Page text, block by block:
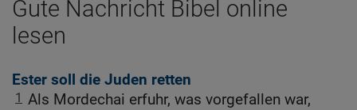
Gute Nachricht Bibel online
lesen
Ester soll die Juden retten
1 Als Mordechai erfuhr, was vorgefallen war,